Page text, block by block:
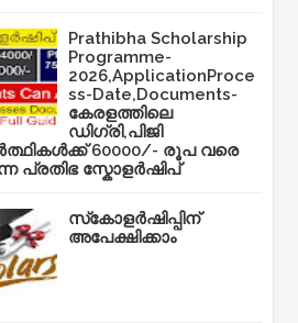
Prathibha Scholarship
Programme-
2026,ApplicationProce
ss-Date,Documents-
കേരളത്തിലെ
ഡിഗ്രി,പിജി
60000/- രൂപ വരെ
പ്രതിഭ സ്കോളർഷിപ്
സ്‌കോളർഷിപ്പിന്
അപേക്ഷിക്കാം